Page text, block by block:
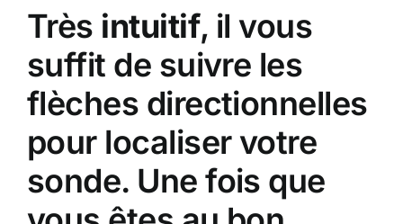
Très intuitif, il vous
suffit de suivre les
flèches directionnelles
pour localiser votre
sonde. Une fois que